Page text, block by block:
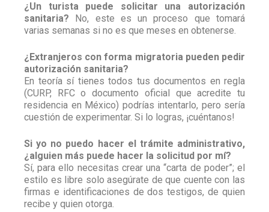
¿Un turista puede solicitar una autorización
sanitaria? No, este es un proceso que tomará
varias semanas si no es que meses en obtenerse.
¿Extranjeros con forma migratoria pueden pedir
autorización sanitaria?
En teoría sí tienes todos tus documentos en regla
(CURP, RFC o documento oficial que acredite tu
residencia en México) podrías intentarlo, pero sería
cuestión de experimentar. Si lo logras, ¡cuéntanos!
Si yo no puedo hacer el trámite administrativo,
¿alguien más puede hacer la solicitud por mí?
Sí, para ello necesitas crear una “carta de poder”; el
estilo es libre solo asegúrate de que cuente con las
firmas e identificaciones de dos testigos, de quien
recibe y quien otorga.